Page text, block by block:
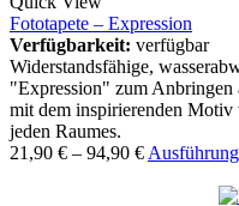
Fototapete – Expression
Verfügbarkeit: verfügbar
Widerstandsfähige,
"Expression" zum Anbringen
mit dem inspirierenden
jeden Raumes.
21,90 € – 94,90 €